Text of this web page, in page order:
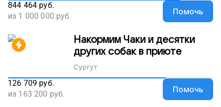
844 464 руб.
из 1 000 000 руб. Помочь
Накормим Чаки и десятки
других собак в приюте
Сургут
126 709 руб.
из 163 200 руб. Помочь